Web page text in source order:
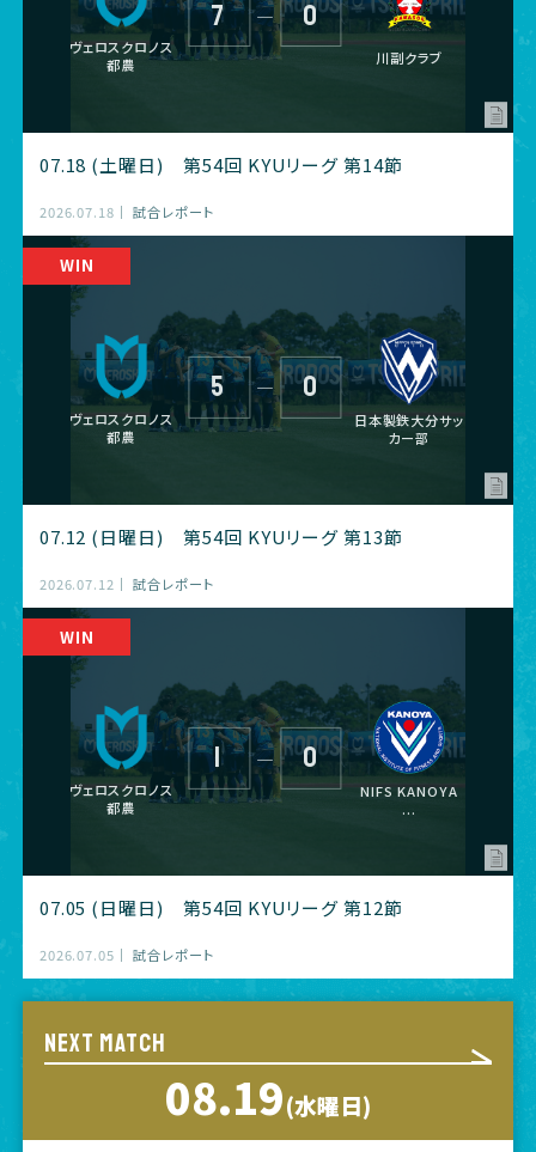
ヴェロスクロノス
都農
7 ― 0
川副クラブ
07.18 (土曜日) 第54回 KYUリーグ 第14節
2026.07.18 試合レポート
ヴェロスクロノス
都農
5 ― 0
日本製鉄大分サッ
カー部
07.12 (日曜日) 第54回 KYUリーグ 第13節
2026.07.12 試合レポート
ヴェロスクロノス
都農
1 ― 0
NIFS KANOYA
...
07.05 (日曜日) 第54回 KYUリーグ 第12節
2026.07.05 試合レポート
NEXT MATCH
08.19(水曜日)